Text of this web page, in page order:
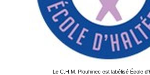
Le C.H.M. Plouhinec est labélisé École